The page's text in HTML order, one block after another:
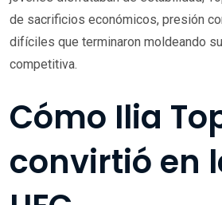
de sacrificios económicos, presión
difíciles que terminaron moldeando
competitiva.
Cómo Ilia
convirtió en